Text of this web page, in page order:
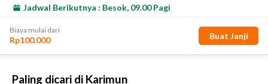
Paling dicari di Karimun